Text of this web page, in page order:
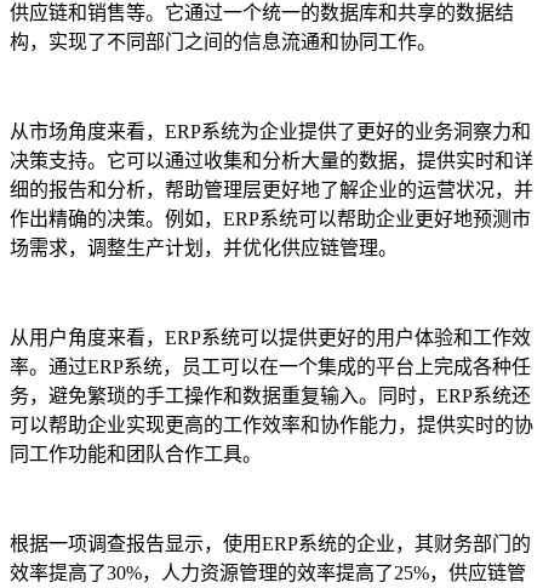
供应链和销售等。它通过一个统一的数据库和共享的数据结
构，实现了不同部门之间的信息流通和协同工作。
从市场角度来看，ERP系统为企业提供了更好的业务洞察力和
决策支持。它可以通过收集和分析大量的数据，提供实时和详
细的报告和分析，帮助管理层更好地了解企业的运营状况，并
作出精确的决策。例如，ERP系统可以帮助企业更好地预测市
场需求，调整生产计划，并优化供应链管理。
从用户角度来看，ERP系统可以提供更好的用户体验和工作效
率。通过ERP系统，员工可以在一个集成的平台上完成各种任
务，避免繁琐的手工操作和数据重复输入。同时，ERP系统还
可以帮助企业实现更高的工作效率和协作能力，提供实时的协
同工作功能和团队合作工具。
根据一项调查报告显示，使用ERP系统的企业，其财务部门的
效率提高了30%，人力资源管理的效率提高了25%，供应链管